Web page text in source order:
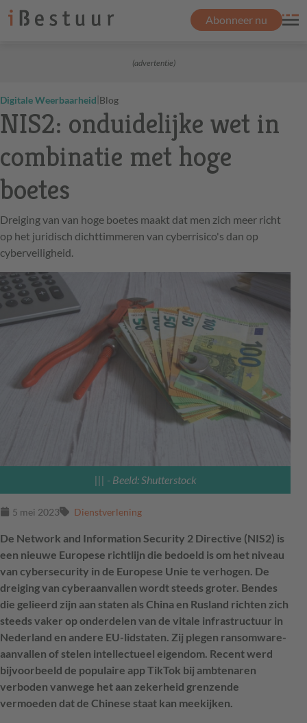
Abonneer nu
(advertentie)
Digitale Weerbaarheid|Blog
NIS2: onduidelijke wet in
combinatie met hoge
boetes
Dreiging van van hoge boetes maakt dat men zich meer richt
op het juridisch dichttimmeren van cyberrisico's dan op
cyberveiligheid.
||| - Beeld: Shutterstock
5 mei 2023 Dienstverlening
De Network and Information Security 2 Directive (NIS2) is
een nieuwe Europese richtlijn die bedoeld is om het niveau
van cybersecurity in de Europese Unie te verhogen. De
dreiging van cyberaanvallen wordt steeds groter. Bendes
die gelieerd zijn aan staten als China en Rusland richten zich
steeds vaker op onderdelen van de vitale infrastructuur in
Nederland en andere EU-lidstaten. Zij plegen ransomware-
aanvallen of stelen intellectueel eigendom. Recent werd
bijvoorbeeld de populaire app TikTok bij ambtenaren
verboden vanwege het aan zekerheid grenzende
vermoeden dat de Chinese staat kan meekijken.